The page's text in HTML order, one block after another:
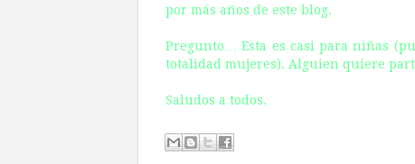
por más años de este blog.
Pregunto… Esta es casi para niñas
totalidad mujeres). Alguien quiere
Saludos a todos.